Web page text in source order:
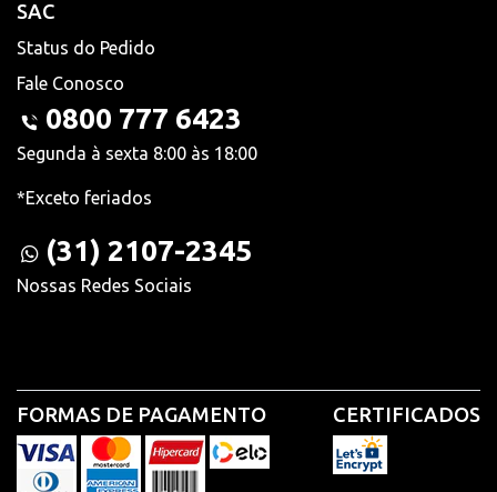
SAC
Status do Pedido
Fale Conosco
0800 777 6423
Segunda à sexta 8:00 às 18:00
*Exceto feriados
(31) 2107-2345
Nossas Redes Sociais
FORMAS DE PAGAMENTO CERTIFICADOS